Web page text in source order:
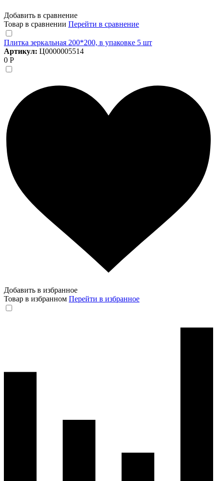
Добавить в сравнение
Товар в сравнении Перейти в сравнение
Плитка зеркальная 200*200, в упаковке 5 шт
Артикул: Ц0000005514
0 Р
Добавить в избранное
Товар в избранном Перейти в избранное